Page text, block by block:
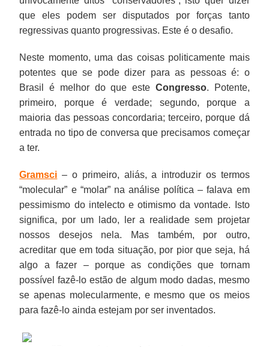
que eles podem ser disputados por forças tanto
regressivas quanto progressivas. Este é o desafio.
Neste momento, uma das coisas politicamente mais
potentes que se pode dizer para as pessoas é: o
Brasil é melhor do que este Congresso. Potente,
primeiro, porque é verdade; segundo, porque a
maioria das pessoas concordaria; terceiro, porque dá
entrada no tipo de conversa que precisamos começar
a ter.
Gramsci – o primeiro, aliás, a introduzir os termos
“molecular” e “molar” na análise política – falava em
pessimismo do intelecto e otimismo da vontade. Isto
significa, por um lado, ler a realidade sem projetar
nossos desejos nela. Mas também, por outro,
acreditar que em toda situação, por pior que seja, há
algo a fazer – porque as condições que tornam
possível fazê-lo estão de algum modo dadas, mesmo
se apenas molecularmente, e mesmo que os meios
para fazê-lo ainda estejam por ser inventados.